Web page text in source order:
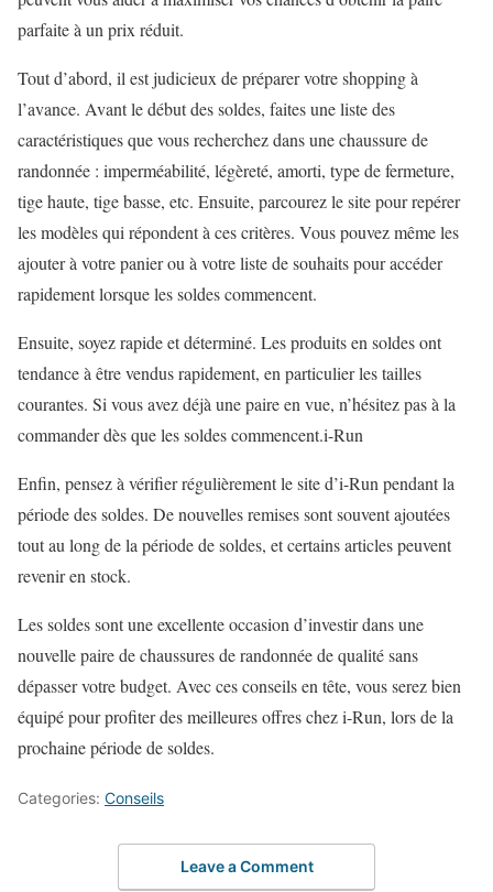
parfaite à un prix réduit.
Tout d’abord, il est judicieux de préparer votre shopping à
l’avance. Avant le début des soldes, faites une liste des
caractéristiques que vous recherchez dans une chaussure de
randonnée : imperméabilité, légèreté, amorti, type de fermeture,
tige haute, tige basse, etc. Ensuite, parcourez le site pour repérer
les modèles qui répondent à ces critères. Vous pouvez même les
ajouter à votre panier ou à votre liste de souhaits pour accéder
rapidement lorsque les soldes commencent.
Ensuite, soyez rapide et déterminé. Les produits en soldes ont
tendance à être vendus rapidement, en particulier les tailles
courantes. Si vous avez déjà une paire en vue, n’hésitez pas à la
commander dès que les soldes commencent.i-Run
Enfin, pensez à vérifier régulièrement le site d’i-Run pendant la
période des soldes. De nouvelles remises sont souvent ajoutées
tout au long de la période de soldes, et certains articles peuvent
revenir en stock.
Les soldes sont une excellente occasion d’investir dans une
nouvelle paire de chaussures de randonnée de qualité sans
dépasser votre budget. Avec ces conseils en tête, vous serez bien
équipé pour profiter des meilleures offres chez i-Run, lors de la
prochaine période de soldes.
Categories: Conseils
Leave a Comment